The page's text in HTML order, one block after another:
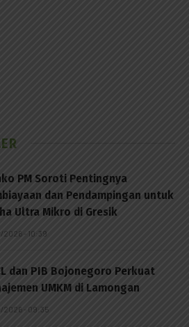
PM Soroti Pentingnya
dan Pendampingan untuk
Ultra Mikro di Gresik
2026 - 10:39
dan PIB Bojonegoro Perkuat
UMKM di Lamongan
2026 - 09:35